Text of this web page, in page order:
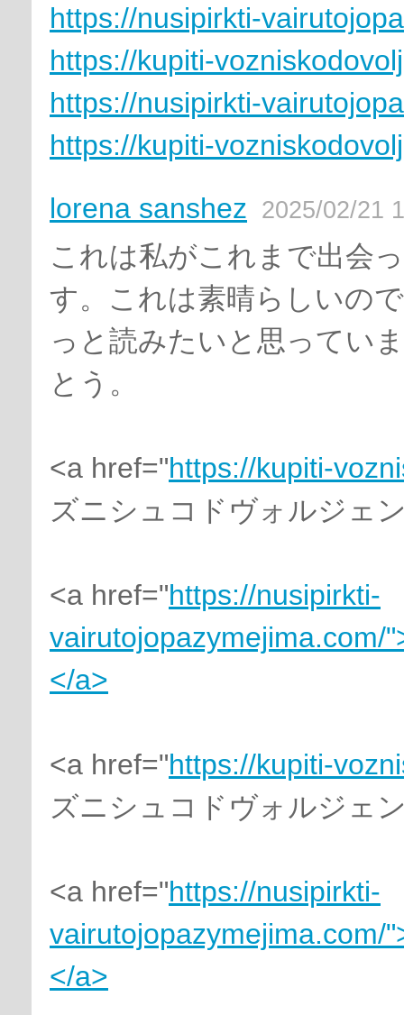
https://nusipirkti-
https://kupiti-
https://nusipirkti-
https://kupiti-
lorena sanshez 2025/02/21
これは私がこれまで出会
す。これは素晴らしいの
っと読みたいと思ってい
とう。
<a href="https://kupiti-
ズニシュコドヴォルジェ
<a href="https://nusipirkti-
vairutojopazymejima.com/
</a>
<a href="https://kupiti-
ズニシュコドヴォルジェ
<a href="https://nusipirkti-
vairutojopazymejima.com/
</a>